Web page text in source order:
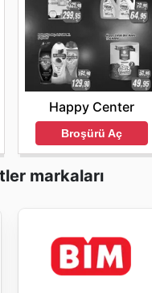
Happy Center
Broşürü Aç
markaları